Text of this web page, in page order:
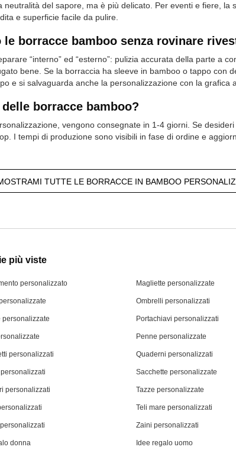
del sapore, ma è più delicato. Per eventi e fiere, la
e superficie facile da pulire.
borracce bamboo senza rovinare
“interno” ed “esterno”: pulizia accurata della parte a
bene. Se la borraccia ha sleeve in bamboo o tappo con
e si salvaguarda anche la personalizzazione con la grafica
borracce bamboo?
vengono consegnate in 1-4 giorni. Se
I tempi di produzione sono visibili in fase di ordine e
TUTTE LE BORRACCE IN BAMBOO
più viste
personalizzato
personalizzate
personalizzati
personalizzati
donna
Magliette personalizzate
Ombrelli personalizzati
Portachiavi personalizzati
Penne personalizzate
Quaderni personalizzati
Sacchette personalizzate
Tazze personalizzate
Teli mare personalizzati
Zaini personalizzati
Idee regalo uomo